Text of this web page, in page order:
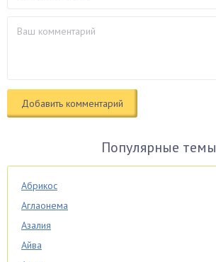
Популярные темы
Абрикос
Аглаонема
Азалия
Айва